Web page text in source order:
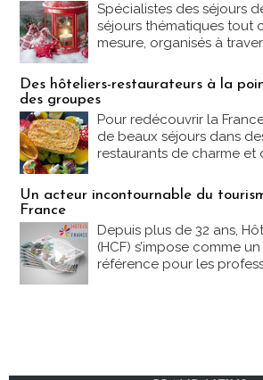
Spécialistes des séjours
séjours thématiques tout
mesure, organisés à
Des hôteliers-restaurateurs à la
des groupes
Pour redécouvrir la
de beaux séjours dans
restaurants de charme et
Un acteur incontournable du
France
Depuis plus de 32 ans,
(HCF) s’impose comme
référence pour les